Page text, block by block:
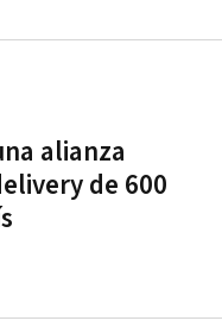
alianza
de 600